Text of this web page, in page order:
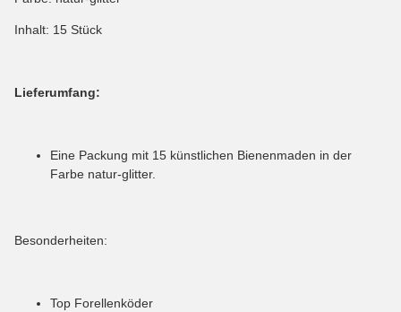
Inhalt: 15 Stück
Lieferumfang:
Eine Packung mit 15 künstlichen Bienenmaden in der
Farbe natur-glitter.
Besonderheiten:
Top Forellenköder